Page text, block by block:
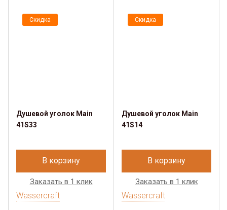
Скидка
Душевой уголок Main
41S33
В корзину
Заказать в 1 клик
Wassercraft
Скидка
Душевой уголок Main
41S14
В корзину
Заказать в 1 клик
Wassercraft